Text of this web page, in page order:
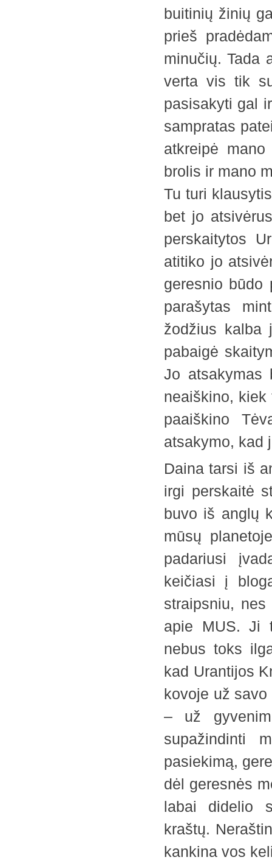
buitinių žinių
prieš
minučių. Tada
verta vis tik
pasisakyti gal
sampratas
atkreipė
brolis ir mano
Tu turi
bet jo
perskaitytos
atitiko jo
geresnio būdo
parašytas
žodžius
pabaigė
Jo atsakymas
neaiškino,
paaiškino
atsakymo, kad
Daina tarsi iš
irgi perskaitė
buvo iš anglų
mūsų
padariusi
keičiasi į
straipsniu,
apie MUS. Ji
nebus toks
kad Urantijos
kovoje už
– už
supažindinti
pasiekimą,
dėl geresnės
labai didelio
kraštų.
kankina vos